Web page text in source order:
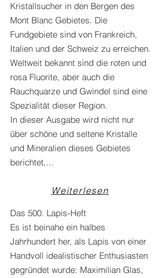
Kristallsucher in den Bergen des
Mont Blanc Gebietes. Die
Fundgebiete sind von Frankreich,
Italien und der Schweiz zu erreichen.
Weltweit bekannt sind die roten und
rosa Fluorite, aber auch die
Rauchquarze und Gwindel sind eine
Spezialität dieser Region.
In dieser Ausgabe wird nicht nur
über schöne und seltene Kristalle
und Mineralien dieses Gebietes
berichtet,...
Weiterlesen
Das 500. Lapis-Heft
Es ist beinahe ein halbes
Jahrhundert her, als Lapis von einer
Handvoll idealistischer Enthusiasten
gegründet wurde: Maximilian Glas,